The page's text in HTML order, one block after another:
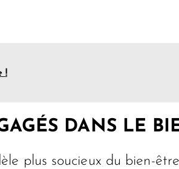
!
DANS LE
plus soucieux du bien-